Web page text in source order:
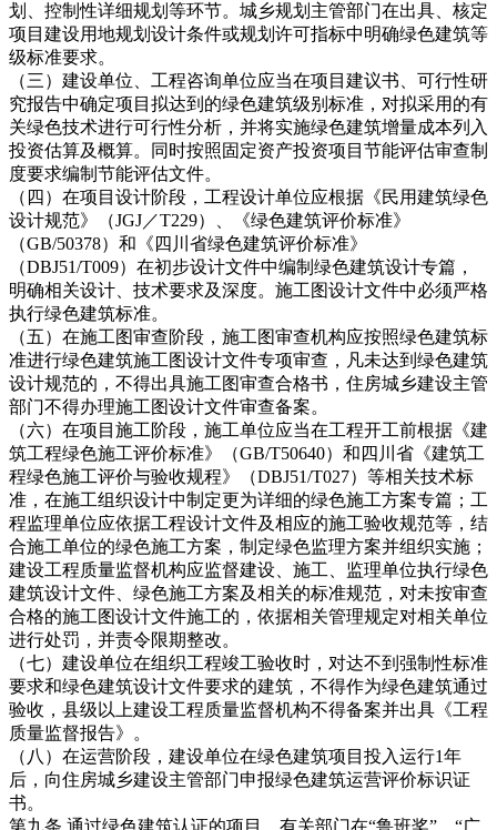
划、控制性详细规划等环节。城乡规划主管部门在出具、核定
项目建设用地规划设计条件或规划许可指标中明确绿色建筑等
级标准要求。
（三）建设单位、工程咨询单位应当在项目建议书、可行性研
究报告中确定项目拟达到的绿色建筑级别标准，对拟采用的有
关绿色技术进行可行性分析，并将实施绿色建筑增量成本列入
投资估算及概算。同时按照固定资产投资项目节能评估审查制
度要求编制节能评估文件。
（四）在项目设计阶段，工程设计单位应根据《民用建筑绿色
设计规范》（JGJ／T229）、《绿色建筑评价标准》
（GB/50378）和《四川省绿色建筑评价标准》
（DBJ51/T009）在初步设计文件中编制绿色建筑设计专篇，
明确相关设计、技术要求及深度。施工图设计文件中必须严格
执行绿色建筑标准。
（五）在施工图审查阶段，施工图审查机构应按照绿色建筑标
准进行绿色建筑施工图设计文件专项审查，凡未达到绿色建筑
设计规范的，不得出具施工图审查合格书，住房城乡建设主管
部门不得办理施工图设计文件审查备案。
（六）在项目施工阶段，施工单位应当在工程开工前根据《建
筑工程绿色施工评价标准》（GB/T50640）和四川省《建筑工
程绿色施工评价与验收规程》（DBJ51/T027）等相关技术标
准，在施工组织设计中制定更为详细的绿色施工方案专篇；工
程监理单位应依据工程设计文件及相应的施工验收规范等，结
合施工单位的绿色施工方案，制定绿色监理方案并组织实施；
建设工程质量监督机构应监督建设、施工、监理单位执行绿色
建筑设计文件、绿色施工方案及相关的标准规范，对未按审查
合格的施工图设计文件施工的，依据相关管理规定对相关单位
进行处罚，并责令限期整改。
（七）建设单位在组织工程竣工验收时，对达不到强制性标准
要求和绿色建筑设计文件要求的建筑，不得作为绿色建筑通过
验收，县级以上建设工程质量监督机构不得备案并出具《工程
质量监督报告》。
（八）在运营阶段，建设单位在绿色建筑项目投入运行1年
后，向住房城乡建设主管部门申报绿色建筑运营评价标识证
书。